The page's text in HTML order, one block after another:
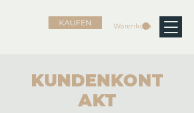
KAUFEN Warenkorb
KUNDENKONT
AKT